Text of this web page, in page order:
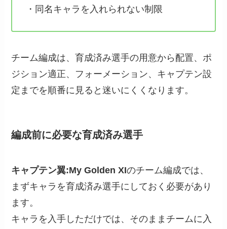
・同名キャラを入れられない制限
チーム編成は、育成済み選手の用意から配置、ポ
ジション適正、フォーメーション、キャプテン設
定までを順番に見ると迷いにくくなります。
編成前に必要な育成済み選手
キャプテン翼:My Golden XIのチーム編成では、
まずキャラを育成済み選手にしておく必要があり
ます。
キャラを入手しただけでは、そのままチームに入